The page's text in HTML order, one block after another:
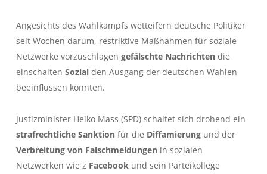
Angesichts des Wahlkampfs wetteifern deutsche Politiker
seit Wochen darum, restriktive Maßnahmen für soziale
Netzwerke vorzuschlagen gefälschte Nachrichtendie
einschalten Sozial den Ausgang der deutschen Wahlen
beeinflussen könnten.
Justizminister Heiko Mass (SPD) schaltet sich drohend ein
strafrechtliche Sanktionfür die Diffamierungund der
Verbreitung von Falschmeldungenin sozialen
Netzwerken wie z Facebookund sein Parteikollege